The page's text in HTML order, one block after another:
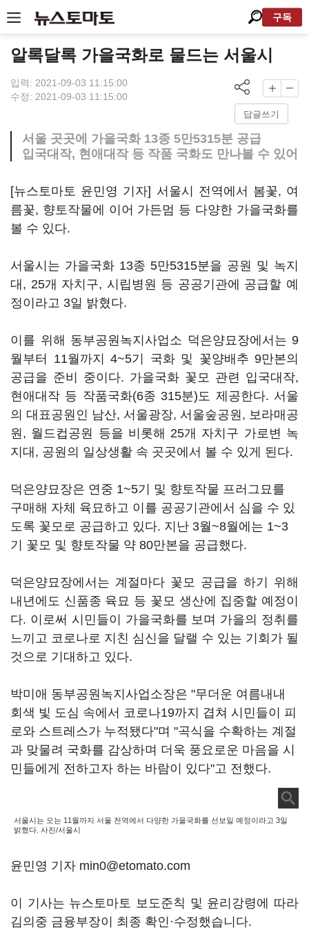
구독
알록달록 가을국화로 물드는 서울시
입력: 2021-09-03 11:15:00
수정: 2021-09-03 11:15:00
답글쓰기
서울 곳곳에 가을국화 13종 5만5315분 공급
입국대작, 현애대작 등 작품 국화도 만나볼 수 있어
[뉴스토마토 윤민영 기자] 서울시 전역에서 봄꽃, 여
름꽃, 향토작물에 이어 가든멈 등 다양한 가을국화를
볼 수 있다.
서울시는 가을국화 13종 5만5315분을 공원 및 녹지
대, 25개 자치구, 시립병원 등 공공기관에 공급할 예
정이라고 3일 밝혔다.
이를 위해 동부공원녹지사업소 덕은양묘장에서는 9
월부터 11월까지 4~5기 국화 및 꽃양배추 9만본의
공급을 준비 중이다. 가을국화 꽃모 관련 입국대작,
현애대작 등 작품국화(6종 315분)도 제공한다. 서울
의 대표공원인 남산, 서울광장, 서울숲공원, 보라매공
원, 월드컵공원 등을 비롯해 25개 자치구 가로변 녹
지대, 공원의 일상생활 속 곳곳에서 볼 수 있게 된다.
덕은양묘장은 연중 1~5기 및 향토작물 프러그묘를
구매해 자체 육묘하고 이를 공공기관에서 심을 수 있
도록 꽃모로 공급하고 있다. 지난 3월~8월에는 1~3
기 꽃모 및 향토작물 약 80만본을 공급했다.
덕은양묘장에서는 계절마다 꽃모 공급을 하기 위해
내년에도 신품종 육묘 등 꽃모 생산에 집중할 예정이
다. 이로써 시민들이 가을국화를 보며 가을의 정취를
느끼고 코로나로 지친 심신을 달랠 수 있는 기회가 될
것으로 기대하고 있다.
박미애 동부공원녹지사업소장은 "무더운 여름내내
회색 빛 도심 속에서 코로나19까지 겹쳐 시민들이 피
로와 스트레스가 누적됐다"며 "곡식을 수확하는 계절
과 맞물려 국화를 감상하며 더욱 풍요로운 마음을 시
민들에게 전하고자 하는 바람이 있다"고 전했다.
서울시는 오는 11월까지 서울 전역에서 다양한 가을국화를 선보일 예정이라고 3일
밝혔다. 사진/서울시
윤민영 기자 min0@etomato.com
이 기사는 뉴스토마토 보도준칙 및 윤리강령에 따라
김의중 금융부장이 최종 확인·수정했습니다.